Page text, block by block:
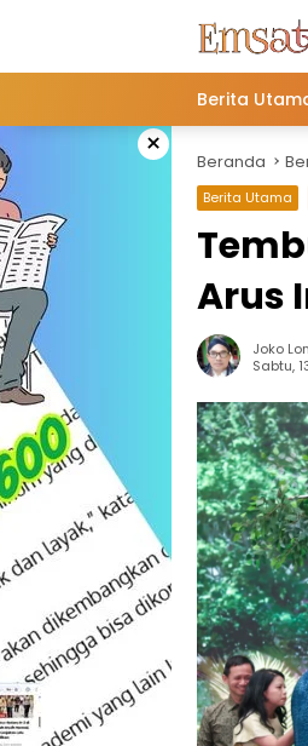
Berita
× Beranda
Berita Utama
Arus
Joko
Sabtu,